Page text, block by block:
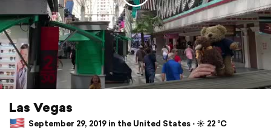
Las Vegas
September 29, 2019 in the United States ⋅ ☀️ 22 °C